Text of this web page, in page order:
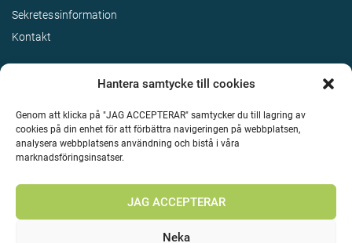
Hantera samtycke till cookies
Genom att klicka på "JAG ACCEPTERAR" samtycker du till lagring av
cookies på din enhet för att förbättra navigeringen på webbplatsen,
analysera webbplatsens användning och bistå i våra
marknadsföringsinsatser.
JAG ACCEPTERAR
Neka
Sekretessinformation
Kontakt
Upphovsrätt 2026 Enjoy Travel Alla rättigheter reserverade